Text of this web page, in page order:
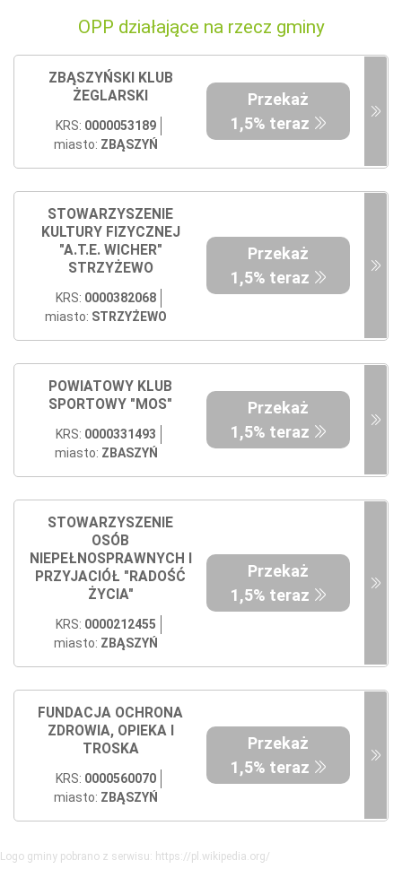
OPP działające na rzecz gminy
ZBĄSZYŃSKI KLUB
ŻEGLARSKI
KRS: 0000053189
miasto: ZBĄSZYŃ
Przekaż
1,5% teraz
STOWARZYSZENIE
KULTURY FIZYCZNEJ
"A.T.E. WICHER"
STRZYŻEWO
KRS: 0000382068
miasto: STRZYŻEWO
Przekaż
1,5% teraz
POWIATOWY KLUB
SPORTOWY "MOS"
KRS: 0000331493
miasto: ZBASZYŃ
Przekaż
1,5% teraz
STOWARZYSZENIE
OSÓB
NIEPEŁNOSPRAWNYCH I
PRZYJACIÓŁ "RADOŚĆ
ŻYCIA"
KRS: 0000212455
miasto: ZBĄSZYŃ
Przekaż
1,5% teraz
FUNDACJA OCHRONA
ZDROWIA, OPIEKA I
TROSKA
KRS: 0000560070
miasto: ZBĄSZYŃ
Przekaż
1,5% teraz
Logo gminy pobrano z serwisu: https://pl.wikipedia.org/